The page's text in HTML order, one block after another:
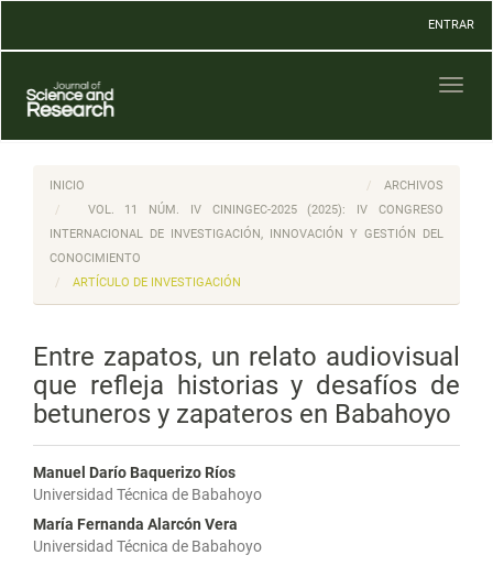
Contenido
Barra
lateral
ENTRAR
INICIO
ARCHIVOS
VOL. 11 NÚM. IV CININGEC-2025 (2025): IV CONGRESO
INTERNACIONAL DE INVESTIGACIÓN, INNOVACIÓN Y GESTIÓN DEL
CONOCIMIENTO
ARTÍCULO DE INVESTIGACIÓN
Entre zapatos, un relato audiovisual
que refleja historias y desafíos de
betuneros y zapateros en Babahoyo
Manuel Darío Baquerizo Ríos
Universidad Técnica de Babahoyo
María Fernanda Alarcón Vera
Universidad Técnica de Babahoyo